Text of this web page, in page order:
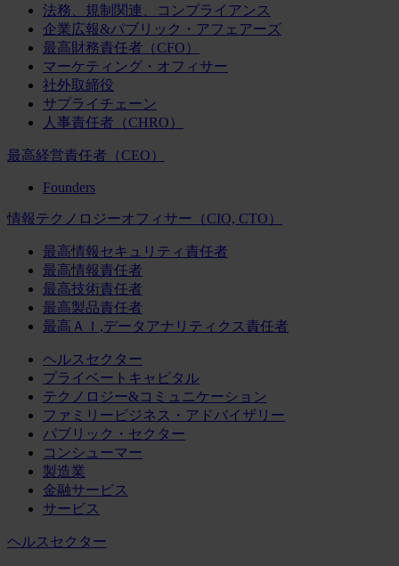
法務、規制関連、コンプライアンス
企業広報&パブリック・アフェアーズ
最高財務責任者（CFO）
マーケティング・オフィサー
社外取締役
サプライチェーン
人事責任者（CHRO）
最高経営責任者（CEO）
Founders
情報テクノロジーオフィサー（CIO, CTO）
最高情報セキュリティ責任者
最高情報責任者
最高技術責任者
最高製品責任者
最高ＡＩ,データアナリティクス責任者
ヘルスセクター
プライベートキャピタル
テクノロジー&コミュニケーション
ファミリービジネス・アドバイザリー
パブリック・セクター
コンシューマー
製造業
金融サービス
サービス
ヘルスセクター